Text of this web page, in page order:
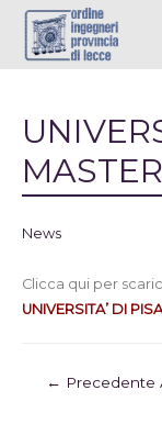
News
Clicca qui per
UNIVERSITA’ DI
← Precedente